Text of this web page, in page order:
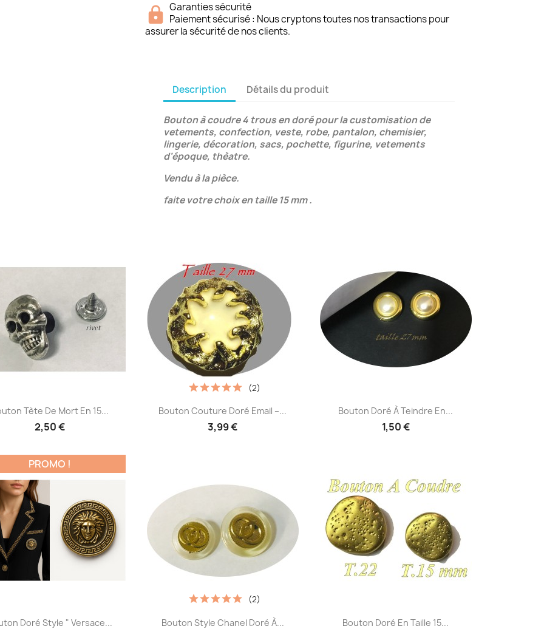
Garanties sécurité
Paiement sécurisé : Nous cryptons toutes nos transactions pour
assurer la sécurité de nos clients.
Description Détails du produit
Bouton à coudre 4 trous en doré pour la customisation de
vetements, confection, veste, robe, pantalon, chemisier,
lingerie, décoration, sacs, pochette, figurine, vetements
d'époque, thèatre.
Vendu à la pièce.
faite votre choix en taille 15 mm .
Aperçu rapide
Tète De Mort En 15...
2,50 €
Aperçu rapide
Bouton Couture Doré Email –...
3,99 €
(2)
 Aperçu rapide
Bouton Doré À Teindre En...
1,50 €
Aperçu rapide
Doré Style " Versace...
PROMO !
Aperçu rapide
Bouton Style Chanel Doré À...
(2)
Aperçu rapide
Bouton Doré En Taille 15...